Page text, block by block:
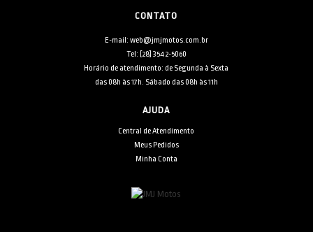
CONTATO
E-mail: web@jmjmotos.com.br
Tel: [28] 3542-5060
Horário de atendimento: de Segunda à Sexta
das 08h às 17h. Sábado das 08h às 11h
AJUDA
Central de Atendimento
Meus Pedidos
Minha Conta